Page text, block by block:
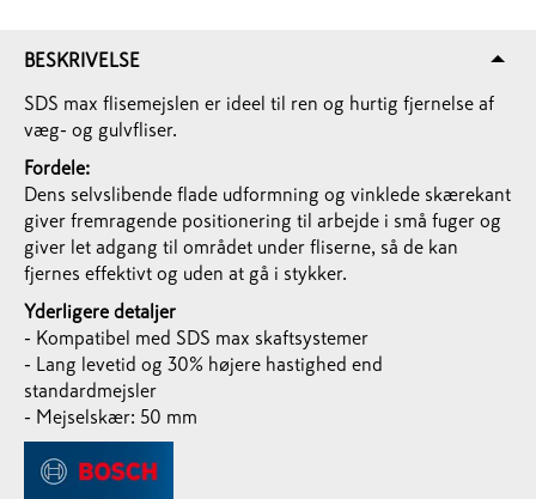
BESKRIVELSE
SDS max flisemejslen er ideel til ren og hurtig fjernelse af
væg- og gulvfliser.
Fordele:
Dens selvslibende flade udformning og vinklede skærekant
giver fremragende positionering til arbejde i små fuger og
giver let adgang til området under fliserne, så de kan
fjernes effektivt og uden at gå i stykker.
Yderligere detaljer
- Kompatibel med SDS max skaftsystemer
- Lang levetid og 30% højere hastighed end
standardmejsler
- Mejselskær: 50 mm